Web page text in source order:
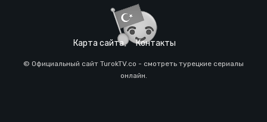
Карта сайта Контакты
© Официальный сайт TurokTV.co - смотреть турецкие сериалы
онлайн.